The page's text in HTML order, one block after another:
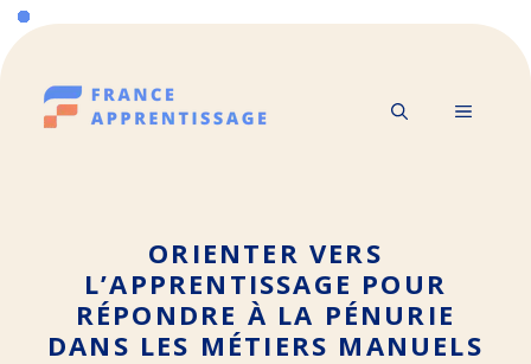
Aller
au
contenu
MENU
ORIENTER VERS
L’APPRENTISSAGE POUR
RÉPONDRE À LA PÉNURIE
DANS LES MÉTIERS MANUELS